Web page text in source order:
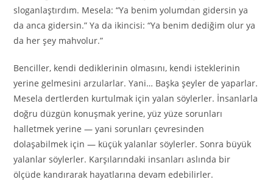
sloganlaştırdım. Mesela: “Ya benim yolumdan gidersin ya
da anca gidersin.” Ya da ikincisi: “Ya benim dediğim olur ya
da her şey mahvolur.”
Benciller, kendi dediklerinin olmasını, kendi isteklerinin
yerine gelmesini arzularlar. Yani… Başka şeyler de yaparlar.
Mesela dertlerden kurtulmak için yalan söylerler. İnsanlarla
doğru düzgün konuşmak yerine, yüz yüze sorunları
halletmek yerine — yani sorunları çevresinden
dolaşabilmek için — küçük yalanlar söylerler. Sonra büyük
yalanlar söylerler. Karşılarındaki insanları aslında bir
ölçüde kandırarak hayatlarına devam edebilirler.